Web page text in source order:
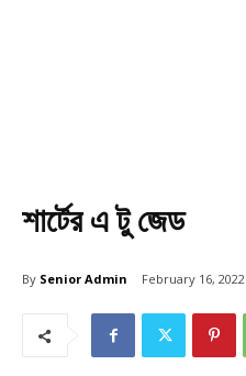
শার্টের এ টু জেড
By Senior Admin February 16, 2022